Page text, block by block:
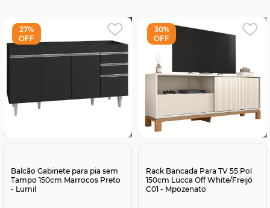
27%
OFF
Balcão Gabinete para pia sem
Tampo 150cm Marrocos Preto
- Lumil
30%
OFF
Rack Bancada Para TV 55 Pol
150cm Lucca Off White/Freijó
C01 - Mpozenato